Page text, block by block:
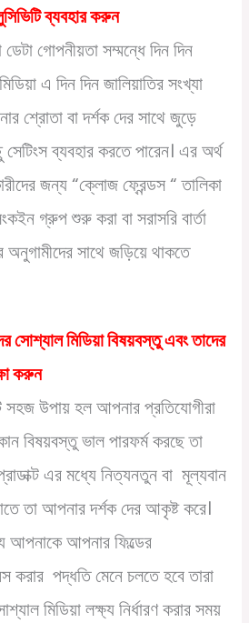
ব্যবহার করুন
ডেটা গোপনীয়তা সম্মন্ধে দিন দিন
এ দিন দিন জালিয়াতির সংখ্যা
শ্রোতা বা দর্শক দের সাথে জুড়ে
ব্যবহার করতে পারেন। এর অর্থ
জন্য “ক্লোজ ফ্রেন্ডস “ তালিকা
গ্রুপ শুরু করা বা সরাসরি বার্তা
সাথে জড়িয়ে থাকতে
মিডিয়া বিষয়বস্তু এবং তাদের
করুন
সহজ উপায় হল আপনার প্রতিযোগীরা
বিষয়বস্তু ভাল পারফর্ম করছে তা
এর মধ্যে নিত্যনতুন বা মূল্যবান
তা আপনার দর্শক দের আকৃষ্ট করে।
আপনার ফিল্ডের
করার পদ্ধতি মেনে চলতে হবে তারা
মিডিয়া লক্ষ্য নির্ধারণ করার সময়